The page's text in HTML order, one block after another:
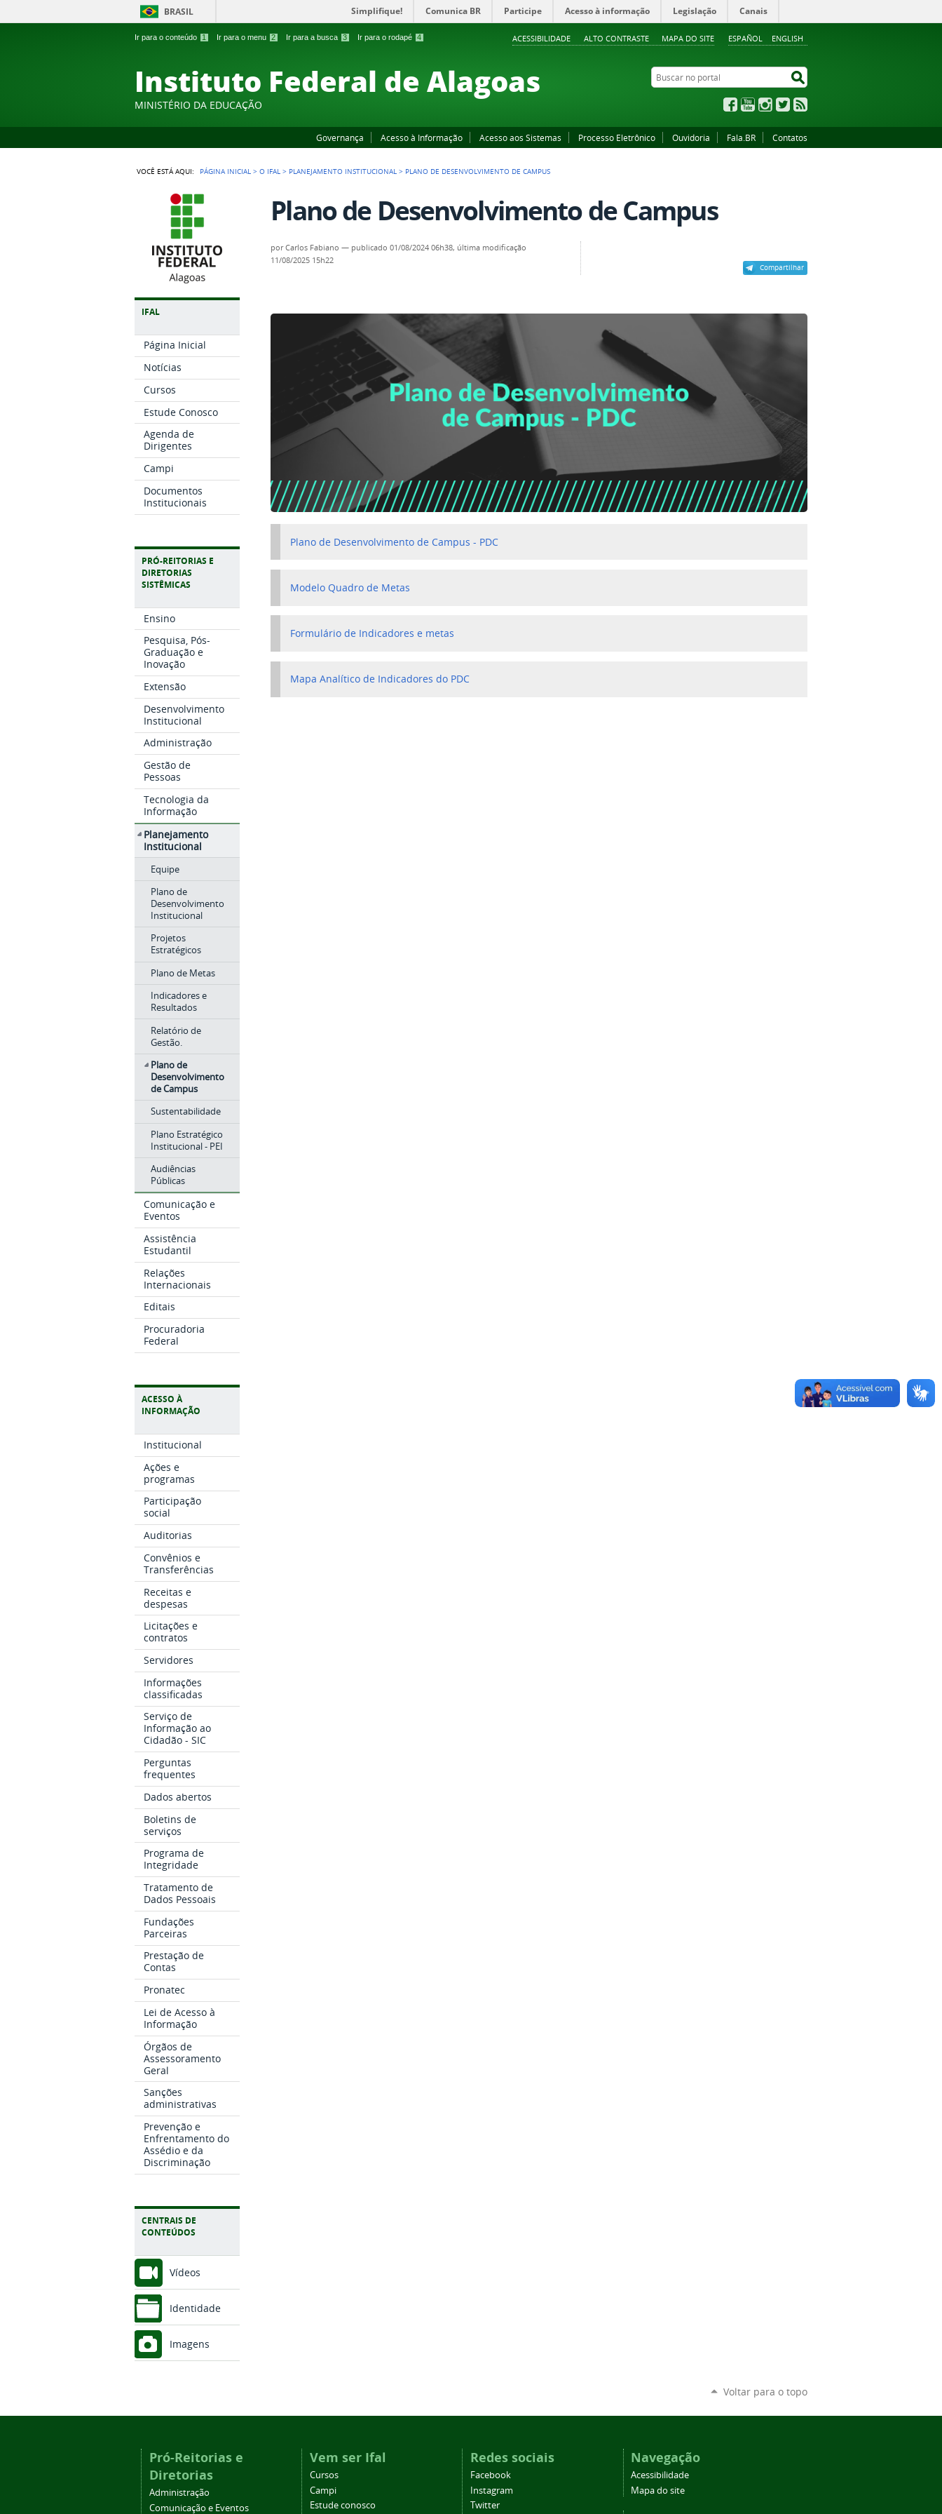
Ir para o conteúdo 1 Ir para o menu 2 Ir para a busca 3 Ir para o rodapé 4 ESPAÑOL ENGLISH
ACESSIBILIDADE ALTO CONTRASTE MAPA DO SITE
BRASIL Simplifique! Comunica BR Participe Acesso à informação Legislação Canais
Instituto Federal de Alagoas
MINISTÉRIO DA EDUCAÇÃO
Buscar no portal
FacebookYouTubeInstagram
Twitter
Governança Acesso à Informação Acesso aos Sistemas Processo Eletrônico Ouvidoria Fala.BR Contatos
VOCÊ ESTÁ AQUI: PÁGINA INICIAL >O IFAL > PLANEJAMENTO INSTITUCIONAL > PLANO DE DESENVOLVIMENTO DE CAMPUS
IFAL
Página Inicial
Notícias
Cursos
Estude Conosco
Agenda de
Dirigentes
Campi
Documentos
Institucionais
PRÓ-REITORIAS E
DIRETORIAS
SISTÊMICAS
Ensino
Pesquisa, Pós-
Graduação e
Inovação
Extensão
Desenvolvimento
Institucional
Administração
Gestão de
Pessoas
Tecnologia da
Informação
Planejamento
Institucional
Equipe
Plano de
Desenvolvimento
Institucional
Projetos
Estratégicos
Plano de Metas
Indicadores e
Resultados
Relatório de
Gestão.
Plano de
Desenvolvimento
de Campus
Sustentabilidade
Plano Estratégico
Institucional - PEI
Audiências
Públicas
Comunicação e
Eventos
Assistência
Estudantil
Relações
Internacionais
Editais
Procuradoria
Federal
ACESSO À
INFORMAÇÃO
Institucional
Ações e
programas
Participação
social
Auditorias
Convênios e
Transferências
Receitas e
despesas
Licitações e
contratos
Servidores
Informações
classificadas
Serviço de
Informação ao
Cidadão - SIC
Perguntas
frequentes
Dados abertos
Boletins de
serviços
Programa de
Integridade
Tratamento de
Dados Pessoais
Fundações
Parceiras
Prestação de
Contas
Pronatec
Lei de Acesso à
Informação
Órgãos de
Assessoramento
Geral
Sanções
administrativas
Prevenção e
Enfrentamento do
Assédio e da
Discriminação
CENTRAIS DE
CONTEÚDOS
Vídeos
Identidade
Imagens
Plano de Desenvolvimento de Campus
Compartilhar
porCarlos Fabiano — publicado 01/08/2024 06h38, última modificação
11/08/2025 15h22
Plano de Desenvolvimento de Campus - PDC
Modelo Quadro de Metas
Formulário de Indicadores e metas
Mapa Analítico de Indicadores do PDC
Voltar para o topo
Pró-Reitorias e
Diretorias
Administração
Comunicação e Eventos
Vem ser Ifal
Cursos
Campi
Estude conosco
Redes sociais
Facebook
Instagram
Twitter
Navegação
Acessibilidade
Mapa do site